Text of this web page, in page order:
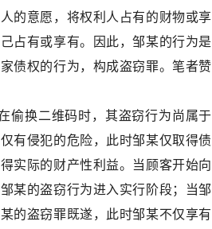
的意愿，将权利人占有的财物或享
占有或享有。因此，邹某的行为是
债权的行为，构成盗窃罪。笔者赞
偷换二维码时，其盗窃行为尚属于
有侵犯的危险，此时邹某仅取得债
实际的财产性利益。当顾客开始向
某的盗窃行为进入实行阶段；当邹
的盗窃罪既遂，此时邹某不仅享有